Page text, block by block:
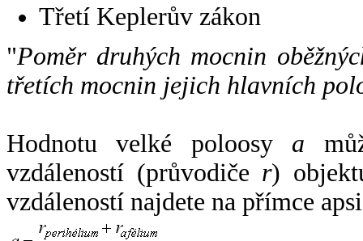
Třetí Keplerův zákon
"Poměr druhých mocnin
třetích mocnin jejich hlavních
Hodnotu velké poloosy a
vzdáleností (průvodiče r)
vzdáleností najdete na přímce